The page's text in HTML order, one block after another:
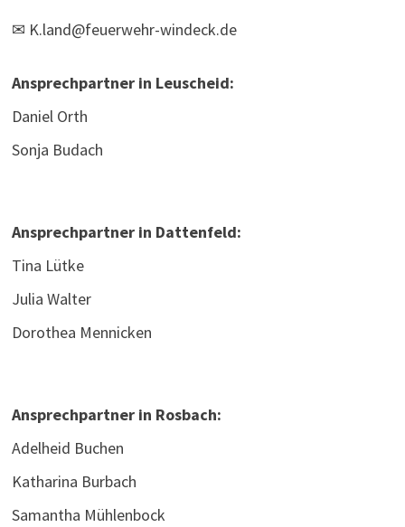
✉ K.land@feuerwehr-windeck.de
Ansprechpartner in Leuscheid:
Daniel Orth
Sonja Budach
Ansprechpartner in Dattenfeld:
Tina Lütke
Julia Walter
Dorothea Mennicken
Ansprechpartner in Rosbach:
Adelheid Buchen
Katharina Burbach
Samantha Mühlenbock